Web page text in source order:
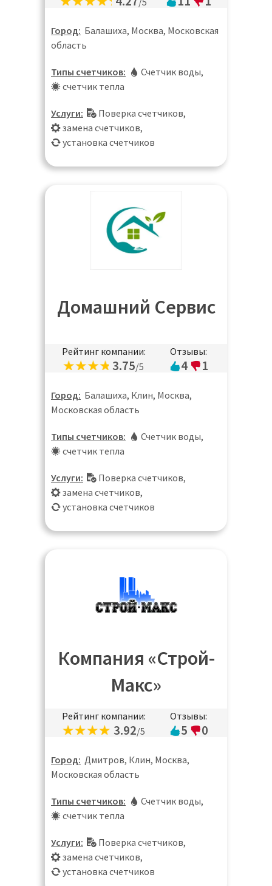
Город: Балашиха, Москва, Московская
область
Типы счетчиков: Счетчик воды,
счетчик тепла
Услуги: Поверка счетчиков,
замена счетчиков,
установка счетчиков
Домашний Сервис
Рейтинг компании:
3.75/5
Отзывы:
4 1
Город: Балашиха, Клин, Москва,
Московская область
Типы счетчиков: Счетчик воды,
счетчик тепла
Услуги: Поверка счетчиков,
замена счетчиков,
установка счетчиков
Компания «Строй-
Макс»
Рейтинг компании:
3.92/5
Отзывы:
5 0
Город: Дмитров, Клин, Москва,
Московская область
Типы счетчиков: Счетчик воды,
счетчик тепла
Услуги: Поверка счетчиков,
замена счетчиков,
установка счетчиков